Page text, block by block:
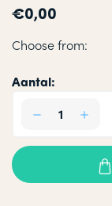
€0,00
Choose from:
Aantal: